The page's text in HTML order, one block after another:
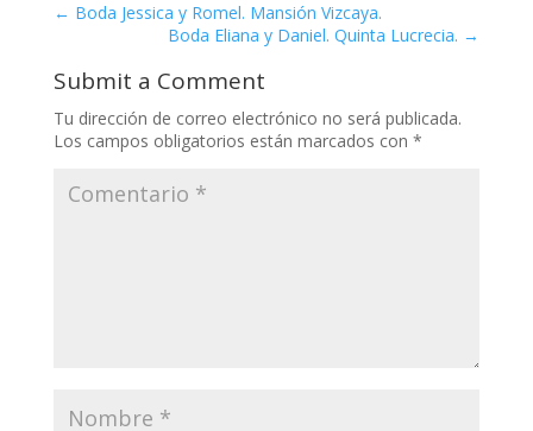
← Boda Jessica y Romel. Mansión Vizcaya.
Boda Eliana y Daniel. Quinta Lucrecia. →
Submit a Comment
Tu dirección de correo electrónico no será publicada.
Los campos obligatorios están marcados con *